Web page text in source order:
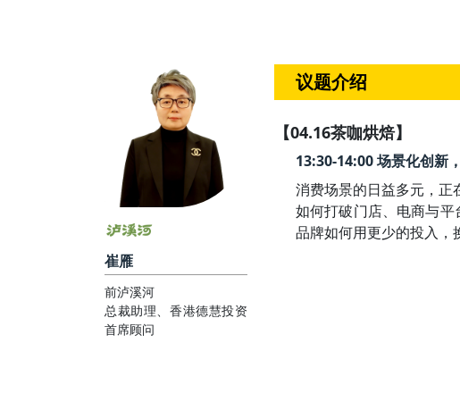
崔雁
前泸溪河
总裁助理、香港德慧投资
首席顾问
议题介绍
【04.16茶咖烘焙】
13:30-14:00 场景化创新
消费场景的日益多元，正
如何打破门店、电商与
品牌如何用更少的投入，